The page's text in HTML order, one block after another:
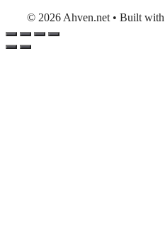
© 2026 Ahven.net • Built with